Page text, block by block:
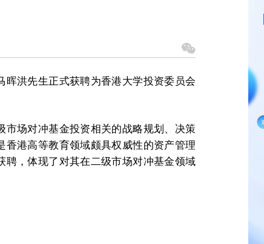
晖洪先生正式获聘为香港大学投资委员会
场对冲基金投资相关的战略规划、决策
港高等教育领域颇具权威性的资产管理
，体现了对其在二级市场对冲基金领域